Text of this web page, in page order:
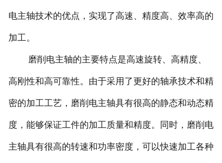
电主轴技术的优点，实现了高速、精度高、效率高的
加工。
磨削电主轴的主要特点是高速旋转、高精度、
高刚性和高可靠性。由于采用了更好的轴承技术和精
密的加工工艺，磨削电主轴具有很高的静态和动态精
度，能够保证工件的加工质量和精度。同时，磨削电
主轴具有很高的转速和功率密度，可以快速加工各种